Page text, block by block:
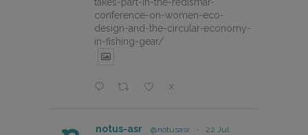
takes-part-in-the-redismar-
conference-on-women-eco-
design-and-the-circular-economy-
in-fishing-gear/
X
notus-asr @notusasr · 22 Jul